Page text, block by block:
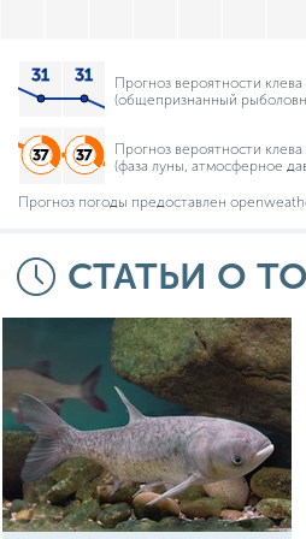
Прогноз вероятности
(общепризнанный
Прогноз вероятности
(фаза луны, атмосферное
Прогноз погоды предоставлен
СТАТЬИ О